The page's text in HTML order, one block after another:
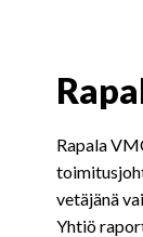
Rapala
vetäjänä
Yhtiö